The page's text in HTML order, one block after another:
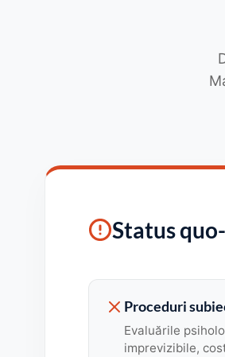
Status
Proceduri
Evaluările
imprevizibile,